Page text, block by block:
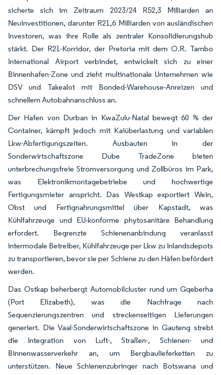
sicherte sich im Zeitraum 2023/24 R52,3 Milliarden an
Neuinvestitionen, darunter R21,6 Milliarden von ausländischen
Investoren, was ihre Rolle als zentraler Konsolidierungshub
stärkt. Der R21-Korridor, der Pretoria mit dem O.R. Tambo
International Airport verbindet, entwickelt sich zu einer
Binnenhafen-Zone und zieht multinationale Unternehmen wie
DSV und Takealot mit Bonded-Warehouse-Anreizen und
schnellem Autobahnanschluss an.
Der Hafen von Durban in KwaZulu-Natal bewegt 60 % der
Container, kämpft jedoch mit Kaiüberlastung und variablen
Lkw-Abfertigungszeiten. Ausbauten in der
Sonderwirtschaftszone Dube TradeZone bieten
unterbrechungsfreie Stromversorgung und Zollbüros im Park,
was Elektronikmontagebetriebe und hochwertige
Fertigungsmieter anspricht. Das Westkap exportiert Wein,
Obst und Fertignahrungsmittel über Kapstadt, was
Kühlfahrzeuge und EU-konforme phytosanitäre Behandlung
erfordert. Begrenzte Schienenanbindung veranlasst
intermodale Betreiber, Kühlfahrzeuge per Lkw zu Inlandsdepots
zu transportieren, bevor sie per Schiene zu den Häfen befördert
werden.
Das Ostkap beherbergt Automobilcluster rund um Gqeberha
(Port Elizabeth), was die Nachfrage nach
Sequenzierungszentren und streckenseitigen Lieferungen
generiert. Die Vaal-Sonderwirtschaftszone in Gauteng strebt
die Integration von Luft-, Straßen-, Schienen- und
Binnenwasserverkehr an, um Bergbaulieferketten zu
unterstützen. Neue Schienenzubringer nach Botswana und